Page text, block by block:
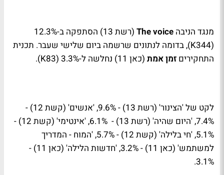
מנגד הניבה The voice
(רשת 13) הסתפקה ב-12.3%
(344
K), בדומה לנתונים שרשמה ביום שלישי שעבר. תכנית
התחקירים זמן אמת (כאן 11) נחלשה ל-3.3% (83 K
).
לקט של 'הצינור' (רשת 13) - 9.6%, 'אנשים' (קשת 12) -
7.4%, 'היום שהיה' (רשת 13) - 6.1%, 'אינטימי' (קשת 12) -
5.1%, 'חי בלילה' (קשת 12) - 5.7%, 'המוח - המדריך
למשתמש' (כאן 11) - 3.2%, 'חדשות הלילה' (כאן 11) -
3.1%.